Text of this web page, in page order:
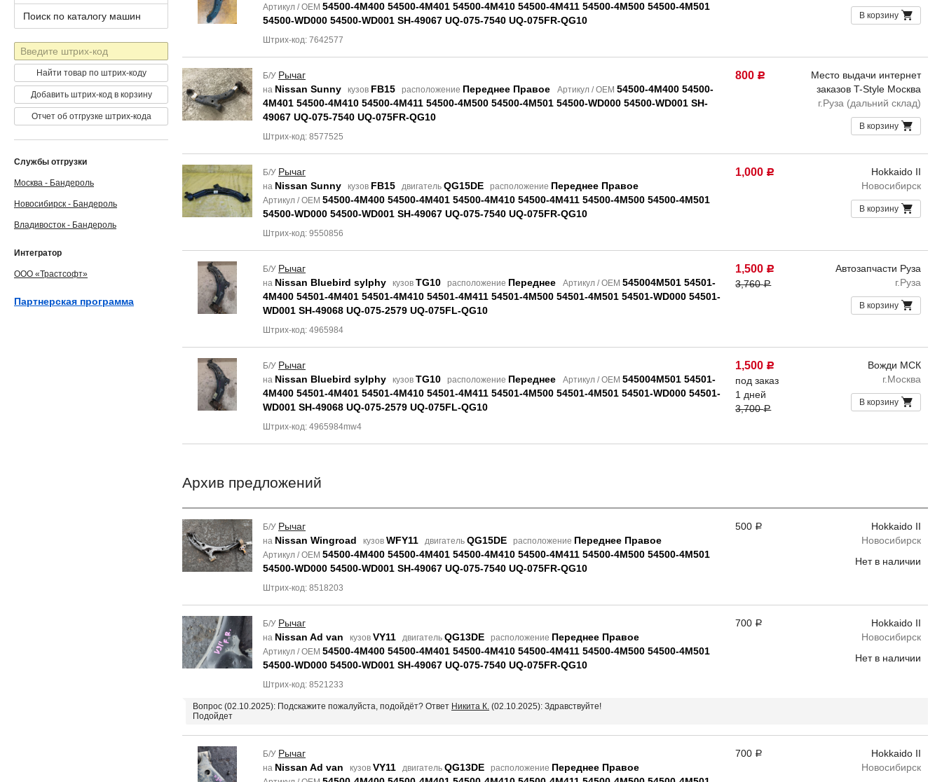
Артикул / OEM 54500-4M400 54500-4M401 54500-4M410 54500-4M411 54500-4M500 54500-4M501
54500-WD000 54500-WD001 SH-49067 UQ-075-7540 UQ-075FR-QG10
Штрих-код: 7642577
В корзину
Б/У Рычаг
на Nissan Sunny кузов FB15 расположение Переднее Правое Артикул / OEM 54500-4M400 54500-
4M401 54500-4M410 54500-4M411 54500-4M500 54500-4M501 54500-WD000 54500-WD001 SH-
49067 UQ-075-7540 UQ-075FR-QG10
Штрих-код: 8577525
800 Р
Место выдачи интернет
заказов T-Style Москва
г.Руза (дальний склад)
В корзину
Б/У Рычаг
на Nissan Sunny кузов FB15 двигатель QG15DE расположение Переднее Правое
Артикул / OEM 54500-4M400 54500-4M401 54500-4M410 54500-4M411 54500-4M500 54500-4M501
54500-WD000 54500-WD001 SH-49067 UQ-075-7540 UQ-075FR-QG10
Штрих-код: 9550856
1,000 Р
Hokkaido II
Новосибирск
В корзину
Б/У Рычаг
на Nissan Bluebird sylphy кузов TG10 расположение Переднее Артикул / OEM 545004M501 54501-
4M400 54501-4M401 54501-4M410 54501-4M411 54501-4M500 54501-4M501 54501-WD000 54501-
WD001 SH-49068 UQ-075-2579 UQ-075FL-QG10
Штрих-код: 4965984
1,500 Р
3,760Р
Автозапчасти Руза
г.Руза
В корзину
Б/У Рычаг
на Nissan Bluebird sylphy кузов TG10 расположение Переднее Артикул / OEM 545004M501 54501-
4M400 54501-4M401 54501-4M410 54501-4M411 54501-4M500 54501-4M501 54501-WD000 54501-
WD001 SH-49068 UQ-075-2579 UQ-075FL-QG10
Штрих-код: 4965984mw4
1,500 Р
под заказ
1 дней
3,700Р
Вожди МСК
г.Москва
В корзину
Архив предложений
Б/У Рычаг
на Nissan Wingroad кузов WFY11 двигатель QG15DE расположение Переднее Правое
Артикул / OEM 54500-4M400 54500-4M401 54500-4M410 54500-4M411 54500-4M500 54500-4M501
54500-WD000 54500-WD001 SH-49067 UQ-075-7540 UQ-075FR-QG10
Штрих-код: 8518203
500 Р
Hokkaido II
Новосибирск
Нет в наличии
Б/У Рычаг
на Nissan Ad van кузов VY11 двигатель QG13DE расположение Переднее Правое
Артикул / OEM 54500-4M400 54500-4M401 54500-4M410 54500-4M411 54500-4M500 54500-4M501
54500-WD000 54500-WD001 SH-49067 UQ-075-7540 UQ-075FR-QG10
Штрих-код: 8521233
700 Р
Hokkaido II
Новосибирск
Нет в наличии
Вопрос (02.10.2025): Подскажите пожалуйста, подойдёт? Ответ Никита К. (02.10.2025): Здравствуйте!
Подойдет
Б/У Рычаг
на Nissan Ad van кузов VY11 двигатель QG13DE расположение Переднее Правое
700 Р
Hokkaido II
Новосибирск
Поиск по каталогу машин
Штрих-
код
Найти товар по штрих-коду
Добавить штрих-код в корзину
Отчет об отгрузке штрих-кода
Службы отгрузки
Москва - Бандероль
Новосибирск - Бандероль
Владивосток - Бандероль
Интегратор
ООО «Трастсофт»
Партнерская программа